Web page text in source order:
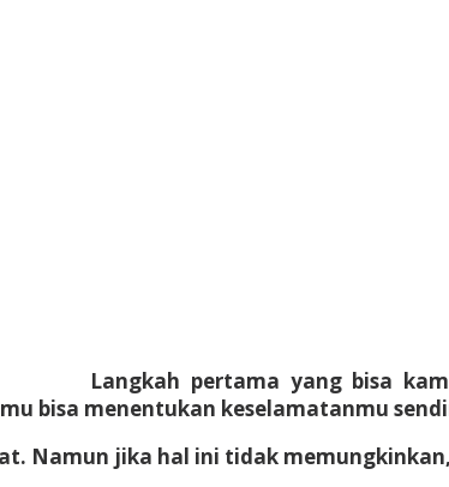
Langkah pertama yang bisa
bisa menentukan keselamatanmu
Namun jika hal ini tidak